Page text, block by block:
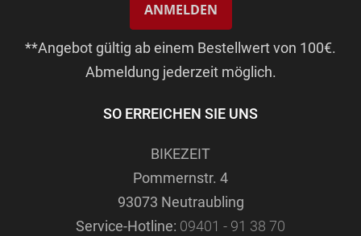
ANMELDEN
**Angebot gültig ab einem Bestellwert von 100€.
Abmeldung jederzeit möglich.
SO ERREICHEN SIE UNS
BIKEZEIT
Pommernstr. 4
93073 Neutraubling
Service-Hotline: 09401 - 91 38 70